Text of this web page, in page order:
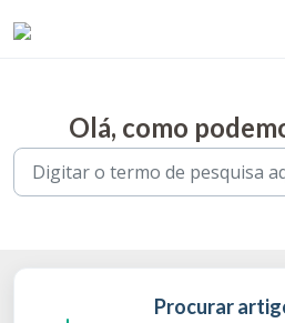
Olá, como
Procurar